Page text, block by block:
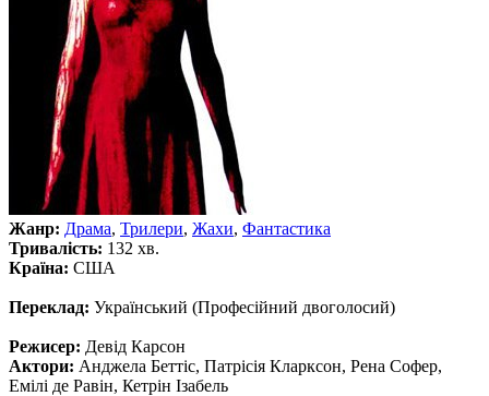
Жанр: Драма, Трилери, Жахи, Фантастика
Тривалість: 132 хв.
Країна: США
Переклад: Український (Професійний двоголосий)
Режисер: Девід Карсон
Актори: Анджела Беттіс, Патрісія Кларксон, Рена Софер,
Емілі де Равін, Кетрін Ізабель